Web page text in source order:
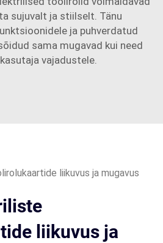
sujuvalt ja stiilselt. Tänu
ja puhverdatud
sama mugavad kui need
vajadustele.
liikuvus ja